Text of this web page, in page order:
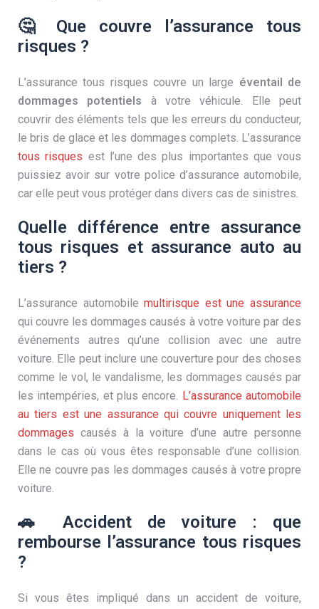
🤔 Que couvre l’assurance tous
risques ?
L’assurance tous risques couvre un large éventail de
dommages potentiels à votre véhicule. Elle peut
couvrir des éléments tels que les erreurs du conducteur,
le bris de glace et les dommages complets. L’assurance
tous risques est l’une des plus importantes que vous
puissiez avoir sur votre police d’assurance automobile,
car elle peut vous protéger dans divers cas de sinistres.
Quelle différence entre assurance
tous risques et assurance auto au
tiers ?
L’assurance automobilemultirisque est une assurance
qui couvre les dommages causés à votre voiture par des
événements autres qu’une collision avec une autre
voiture. Elle peut inclure une couverture pour des choses
comme le vol, le vandalisme, les dommages causés par
les intempéries, et plus encore. L’assurance automobile
au tiers est une assurance qui couvre uniquement les
dommages causés à la voiture d’une autre personne
dans le cas où vous êtes responsable d’une collision.
Elle ne couvre pas les dommages causés à votre propre
voiture.
🚗 Accident de voiture : que
rembourse l’assurance tous risques
?
Si vous êtes impliqué dans un accident de voiture,